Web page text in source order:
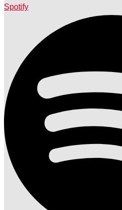
Spotify